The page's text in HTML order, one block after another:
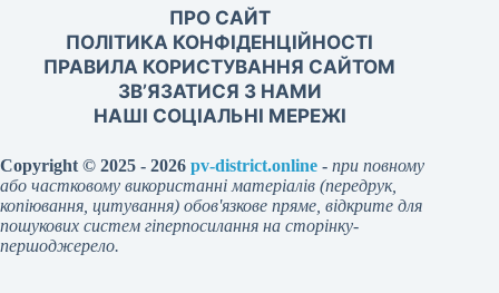
ПРО САЙТ
ПОЛІТИКА КОНФІДЕНЦІЙНОСТІ
ПРАВИЛА КОРИСТУВАННЯ САЙТОМ
ЗВ’ЯЗАТИСЯ З НАМИ
НАШІ СОЦІАЛЬНІ МЕРЕЖІ
Copyright © 2025 - 2026 pv-district.online - при повному
або частковому використанні матеріалів (передрук,
копіювання, цитування) обов'язкове пряме, відкрите для
пошукових систем гіперпосилання на сторінку-
першоджерело.